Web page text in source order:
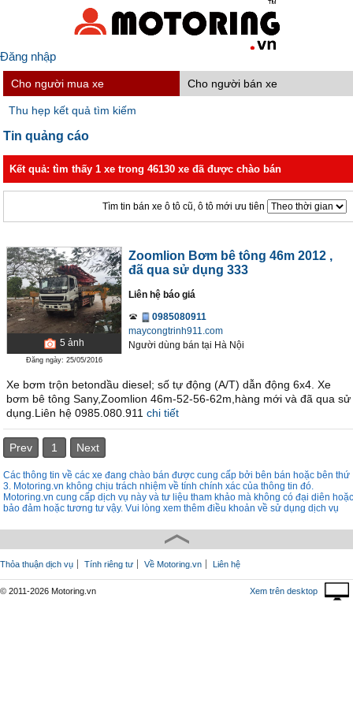
Đăng nhập
Cho người mua xe Cho người bán xe
Thu hẹp kết quả tìm kiếm
Tin quảng cáo
Kết quả: tìm thấy 1 xe trong 46130 xe đã được chào bán
Tìm tin bán xe ô tô cũ, ô tô mới ưu tiên
5 ảnh
Đăng ngày: 25/05/2016
Zoomlion Bơm bê tông 46m 2012 ,
đã qua sử dụng 333
Liên hệ báo giá
0985080911
maycongtrinh911.com
Người dùng bán tại Hà Nội
Xe bơm trộn betondầu diesel; số tự động (A/T) dẫn động 6x4. Xe
bơm bê tông Sany,Zoomlion 46m-52-56-62m,hàng mới và đã qua sử
dụng.Liên hệ 0985.080.911 chi tiết
Prev 1 Next
Các thông tin về các xe đang chào bán được cung cấp bởi bên bán hoặc bên thứ
3. Motoring.vn không chịu trách nhiệm về tính chính xác của thông tin đó.
Motoring.vn cung cấp dịch vụ này và tư liệu tham khảo mà không có đại diên hoặc
bảo đảm hoặc tương tư vậy. Vui lòng xem thêm điều khoản về sử dụng dịch vụ
Thỏa thuận dịch vụ Tính riêng tư Về Motoring.vn Liên hệ
© 2011-2026 Motoring.vn Xem trên desktop